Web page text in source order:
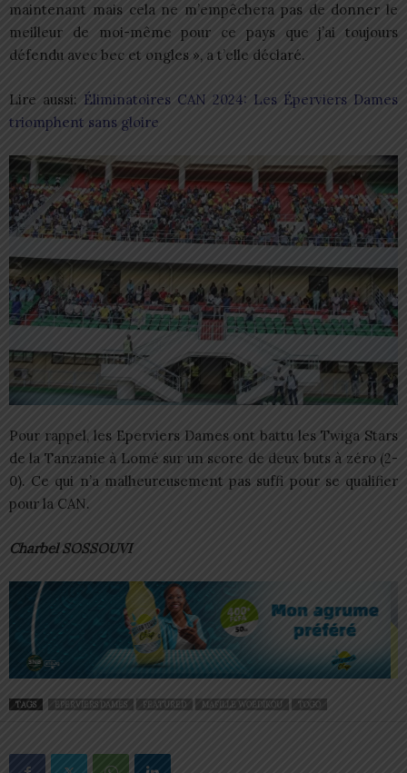
maintenant mais cela ne m’empêchera pas de donner le
meilleur de moi-même pour ce pays que j’ai toujours
défendu avec bec et ongles », a t’elle déclaré.
Lire aussi: Éliminatoires CAN 2024: Les Éperviers Dames
triomphent sans gloire
Pour rappel, les Eperviers Dames ont battu les Twiga Stars
de la Tanzanie à Lomé sur un score de deux buts à zéro (2-
0). Ce qui n’a malheureusement pas suffi pour se qualifier
pour la CAN.
Charbel SOSSOUVI
TAGS EPERVIERS DAMES FEATURED MAFILLE WOEDIKOU TOGO